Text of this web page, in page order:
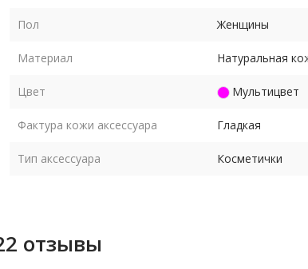
Пол Женщины
Материал Натуральная
Цвет Мультицвет
Фактура кожи аксессуара Гладкая
Тип аксессуара Косметички
отзывы